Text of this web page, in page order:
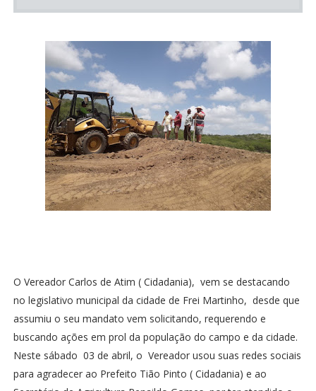
O Vereador Carlos de Atim ( Cidadania), vem se destacando
no legislativo municipal da cidade de Frei Martinho, desde que
assumiu o seu mandato vem solicitando, requerendo e
buscando ações em prol da população do campo e da cidade.
Neste sábado 03 de abril, o Vereador usou suas redes sociais
para agradecer ao Prefeito Tião Pinto ( Cidadania) e ao